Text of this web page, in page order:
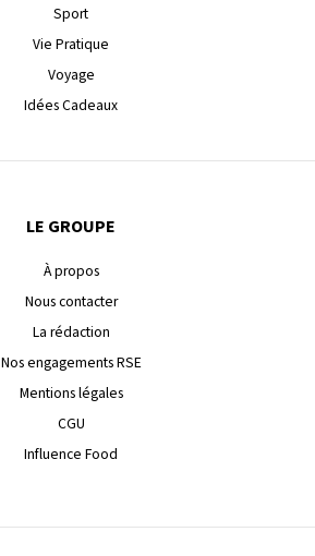
Sport
Vie Pratique
Voyage
Idées Cadeaux
LE GROUPE
À propos
Nous contacter
La rédaction
Nos engagements RSE
Mentions légales
CGU
Influence Food